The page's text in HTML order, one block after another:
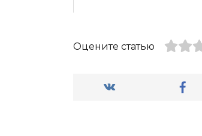
Оцените статью